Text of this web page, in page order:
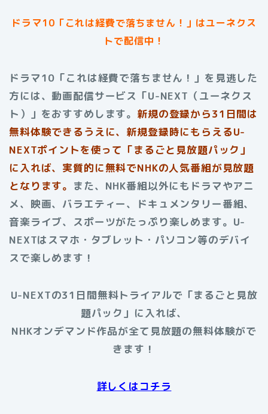
ドラマ10「これは経費で落ちません！」はユーネクス
トで配信中！
ドラマ10「これは経費で落ちません！」を見逃した
方には、動画配信サービス「U-NEXT（ユーネクス
ト）」をおすすめします。 新規の登録から31日間は
無料体験できるうえに、新規登録時にもらえるU-
NEXTポイントを使って「まるごと見放題パック」
に入れば、実質的に無料でNHKの人気番組が見放題
となります。 また、NHK番組以外にもドラマやアニ
メ、映画、バラエティー、ドキュメンタリー番組、
音楽ライブ、スポーツがたっぷり楽しめます。U-
NEXTはスマホ・タブレット・パソコン等のデバイ
スで楽しめます！
U-NEXTの31日間無料トライアルで「まるごと見放
題パック」に入れば、
NHKオンデマンド作品が全て見放題の無料体験がで
きます！
詳しくはコチラ